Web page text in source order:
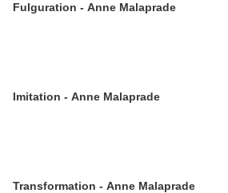
Fulguration - Anne Malaprade
Imitation - Anne Malaprade
Transformation - Anne Malaprade